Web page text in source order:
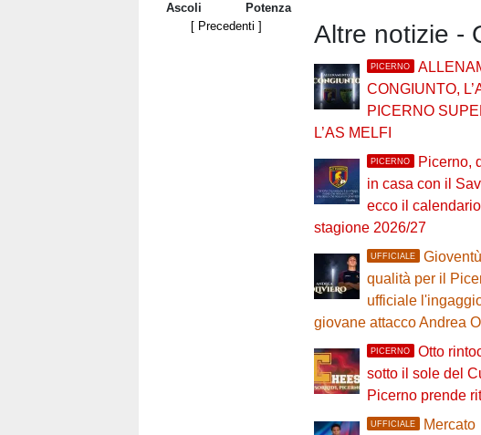
Ascoli
Potenza
[ Precedenti ]
Altre notizie -
PICERNO
CONGIUNTO,
PICERNO
L’AS MELFI
PICERNO
Picerno,
in casa con il
ecco il
stagione 2026/27
UFFICIALE
qualità per il
ufficiale
giovane attacco Andrea
PICERNO
Otto
sotto il sole del
Picerno prende
UFFICIALE
Mercato